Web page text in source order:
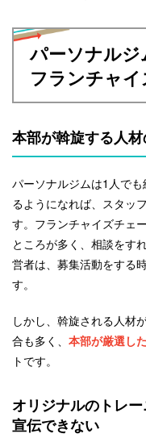
パーソナルジ
フランチャ
本部が斡旋する人
パーソナルジムは1人で
るようになれば、スタッ
す。フランチャイズチェ
ところが多く、相談をす
営者は、募集活動をする
す。
しかし、斡旋される人材
合も多く、 本部が厳選し
トです。
オリジナルのトレ
宣伝できない